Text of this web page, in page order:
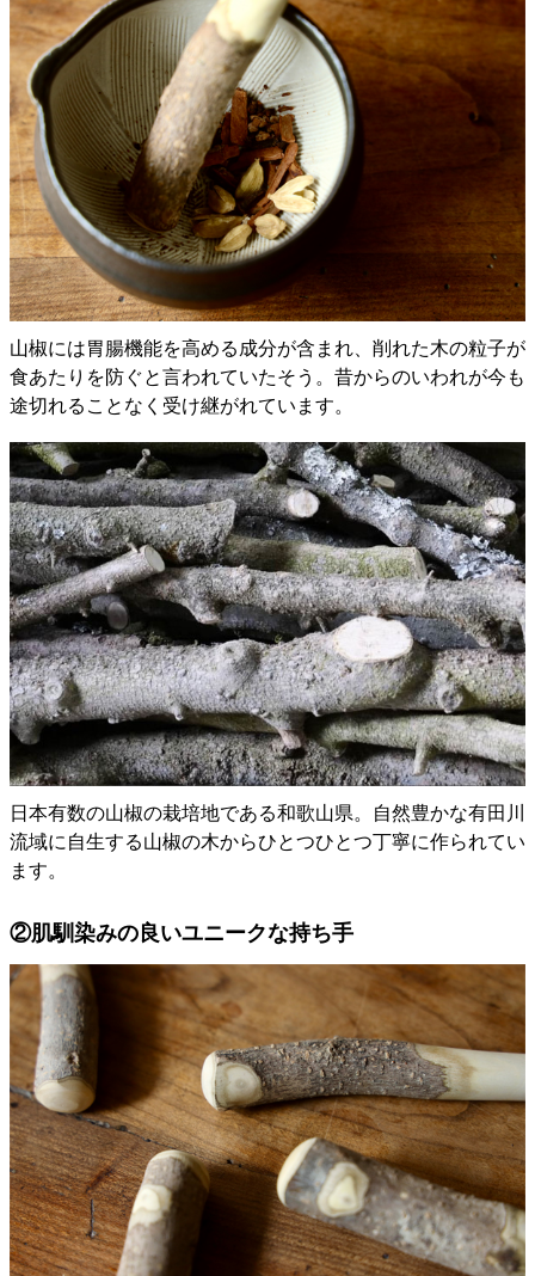
山椒には胃腸機能を高める成分が含まれ、削れた木の粒子が
食あたりを防ぐと言われていたそう。昔からのいわれが今も
途切れることなく受け継がれています。
日本有数の山椒の栽培地である和歌山県。自然豊かな有田川
流域に自生する山椒の木からひとつひとつ丁寧に作られてい
ます。
②肌馴染みの良いユニークな持ち手